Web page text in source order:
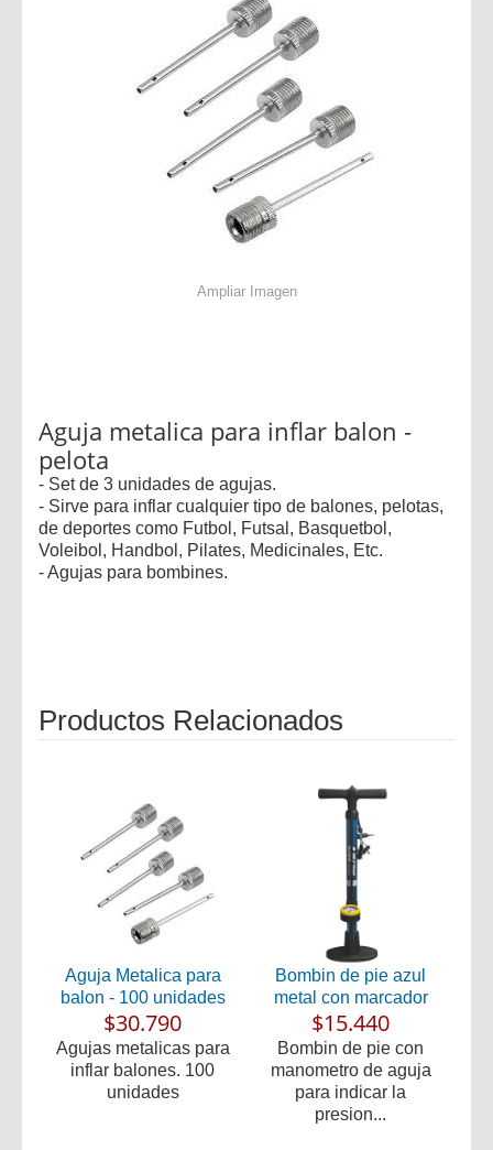
Ampliar Imagen
Aguja metalica para inflar balon -
pelota
- Set de 3 unidades de agujas.
- Sirve para inflar cualquier tipo de balones, pelotas,
de deportes como Futbol, Futsal, Basquetbol,
Voleibol, Handbol, Pilates, Medicinales, Etc.
- Agujas para bombines.
Productos Relacionados
Aguja Metalica para
balon - 100 unidades
$30.790
Agujas metalicas para
inflar balones. 100
unidades
Bombin de pie azul
metal con marcador
$15.440
Bombin de pie con
manometro de aguja
para indicar la
presion...